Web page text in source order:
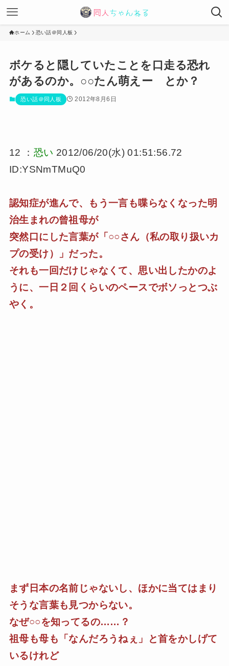
ホーム 恐い話＠同人板
ボケると隠していたことを口走る恐れ
があるのか。○○たん萌えー とか？
恐い話＠同人板 2012年8月6日
12 ： 恐い 2012/06/20(水) 01:51:56.72
ID:YSNmTMuQ0
認知症が進んで、もう一言も喋らなくなった明
治生まれの曾祖母が
突然口にした言葉が「○○さん（私の取り扱いカ
プの受け）」だった。
それも一回だけじゃなくて、思い出したかのよ
うに、一日２回くらいのペースでボソっとつぶ
やく。
まず日本の名前じゃないし、ほかに当てはまり
そうな言葉も見つからない。
なぜ○○を知ってるの……？
祖母も母も「なんだろうねぇ」と首をかしげて
いるけれど